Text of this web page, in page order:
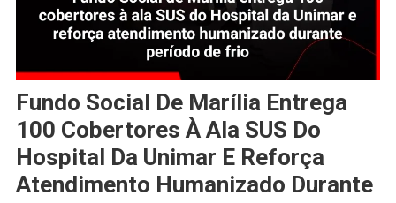
Fundo Social De Marília Entrega
100 Cobertores À Ala SUS Do
Hospital Da Unimar E Reforça
Atendimento Humanizado Durante